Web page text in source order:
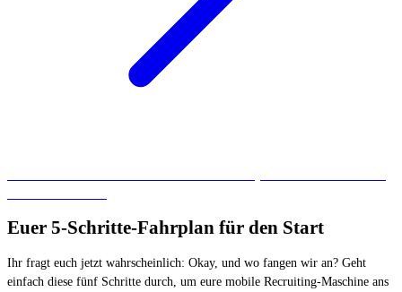
Euer 5-Schritte-Fahrplan für den Start
Ihr fragt euch jetzt wahrscheinlich: Okay, und wo fangen wir an? Geht
einfach diese fünf Schritte durch, um eure mobile Recruiting-Maschine ans